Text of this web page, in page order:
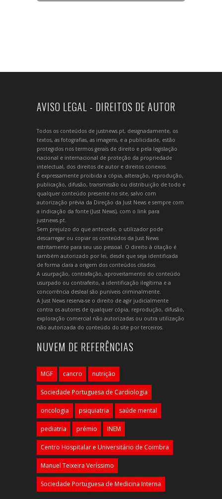
AVISO LEGAL - DIREITOS DE AUTOR
Todos os conteúdos de justnews.pt, designadamente, os
textos, as fotografias, as imagens, e a publicidade, estão
protegidos nos termos gerais de direito e pela legislação
nacional e internacional de proteção da propriedade
intelectual, dos direitos de autor e direitos conexos.
É expressamente proibida a cópia, alteração, reprodução,
publicação, difusão, transmissão ou distribuição de todo e
qualquer conteúdo presente no site, salvo com
autorização prévia da Direção da Just News e sempre com
a indicação da fonte (Just News), com o link para
justnews.pt.
Sem prejuízo do que antecede, o utilizador pode
descarregar ou copiar os conteúdos da Just News
estritamente para seu uso pessoal. O direito à citação é
também autorizado por lei, desde que seja identificada
de forma clara a origem dos conteúdos citados.
A usurpação, contrafação, aproveitamento do conteúdo
usurpado ou contrafeito, a identificação ilegítima e a
concorrência desleal são puníveis criminalmente.
A Just News reserva-se o direito de agir judicialmente
contra os autores de qualquer cópia, reprodução, difusão,
exploração comercial não autorizadas ou outra utilização
não autorizada do conteúdo do site por terceiros.
NUVEM DE REFERÊNCIAS
MGF cancro nutrição
Sociedade Portuguesa de Cardiologia
oncologia psiquiatria saúde mental
pediatria prémio INEM
Centro Hospitalar e Universitário de Coimbra
Manuel Teixeira Veríssimo
Sociedade Portuguesa de Medicina Interna